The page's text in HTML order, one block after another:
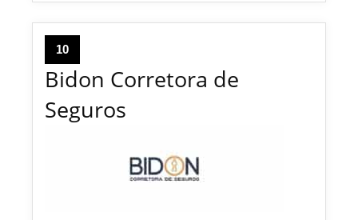
10
Bidon Corretora de
Seguros